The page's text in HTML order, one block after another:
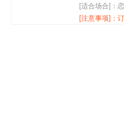
[适合场合]：
[注意事项]：